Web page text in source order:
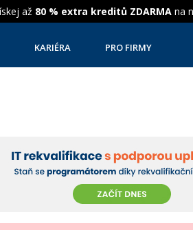
až 80 % extra kreditů ZDARMA na
KARIÉRA PRO FIRMY